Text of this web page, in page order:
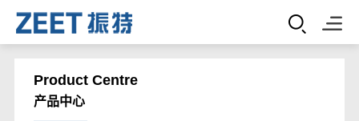
Product Centre
产品中心